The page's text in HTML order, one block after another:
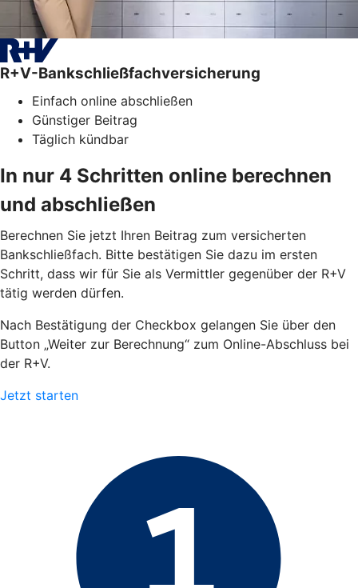
R+V-Bankschließfachversicherung
Einfach online abschließen
Günstiger Beitrag
Täglich kündbar
In nur 4 Schritten online berechnen
und abschließen
Berechnen Sie jetzt Ihren Beitrag zum versicherten
Bankschließfach. Bitte bestätigen Sie dazu im ersten
Schritt, dass wir für Sie als Vermittler gegenüber der R+V
tätig werden dürfen.
Nach Bestätigung der Checkbox gelangen Sie über den
Button „Weiter zur Berechnung“ zum Online-Abschluss bei
der R+V.
Jetzt starten